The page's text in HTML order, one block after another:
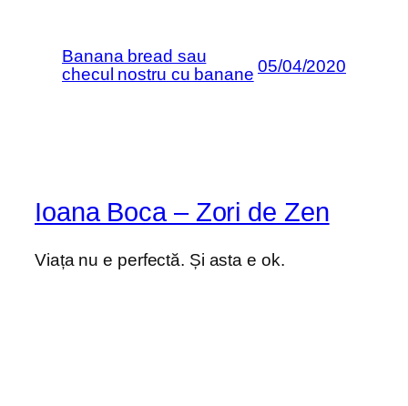
Banana bread sau
checul nostru cu banane 05/04/2020
Ioana Boca – Zori de Zen
Viața nu e perfectă. Și asta e ok.